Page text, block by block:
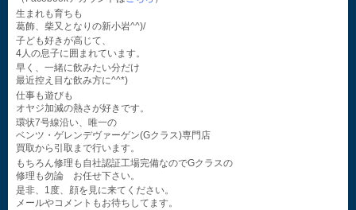
生まれも育ちも
葛飾、柴又となりの新小岩^^)/
子ども好きが高じて、
4人の息子に囲まれています。
早く、一緒に飲みたい分だけ
最近控え目な飲み方に^^*)
仕事も遊びも
オヤジ加減の熱さが好きです。
環状7号線沿い、唯一の
ベンツ・ゲレンデヴァーゲン(Gクラス)専門店
買取から引取まで行います。
もちろん修理も自社認証工場完備なのでGクラスの
修理も勿論 お任せ下さい。
是非、1度、顔を見に来てください。
メールやコメントもお待ちしてます。